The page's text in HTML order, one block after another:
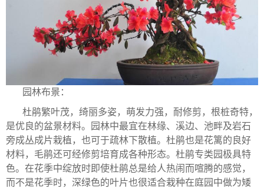
园林布景：
杜鹃繁叶茂，绮丽多姿，萌发力强，耐修剪，根桩奇特，
是优良的盆景材料。园林中最宜在林缘、溪边、池畔及岩石
旁成丛成片栽植，也可于疏林下散植。杜鹃也是花篱的良好
材料，毛鹃还可经修剪培育成各种形态。杜鹃专类园极具特
色。在花季中绽放时即使杜鹃总是给人热闹而喧腾的感觉，
而不是花季时，深绿色的叶片也很适合栽种在庭园中做为矮